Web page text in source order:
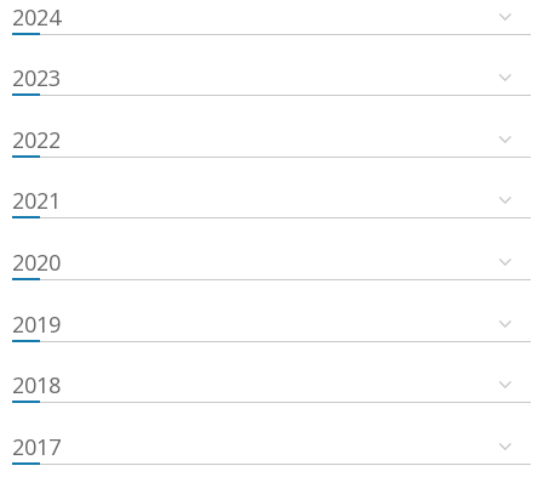
2024
2023
2022
2021
2020
2019
2018
2017